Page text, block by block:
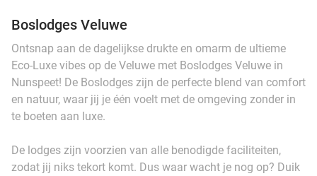
Boslodges Veluwe
Ontsnap aan de dagelijkse drukte en omarm de ultieme
Eco-Luxe vibes op de Veluwe met Boslodges Veluwe in
Nunspeet! De Boslodges zijn de perfecte blend van comfort
en natuur, waar jij je één voelt met de omgeving zonder in
te boeten aan luxe.
De lodges zijn voorzien van alle benodigde faciliteiten,
zodat jij niks tekort komt. Dus waar wacht je nog op? Duik